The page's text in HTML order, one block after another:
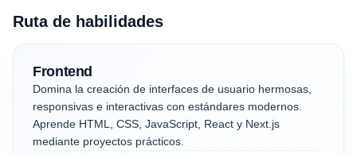
Ruta de habilidades
Frontend
Domina la creación de interfaces de usuario hermosas,
responsivas e interactivas con estándares modernos.
Aprende HTML, CSS, JavaScript, React y Next.js
mediante proyectos prácticos.